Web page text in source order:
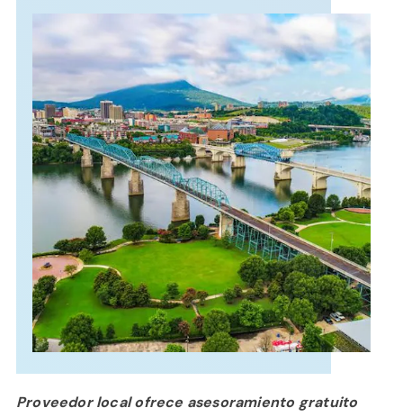
APOYO
IDIOMA
Proveedor local ofrece asesoramiento gratuito